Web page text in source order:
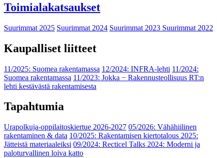
Toimialakatsaukset
Suurimmat 2025 Suurimmat 2024 Suurimmat 2023 Suurimmat 2022
Kaupalliset liitteet
11/2025: Suomea rakentamassa 12/2024: INFRA-lehti 11/2024:
Suomea rakentamassa 11/2023: Jokka − Rakennusteollisuus RT:n
lehti kestävästä rakentamisesta
Tapahtumia
Urapolkuja-oppilaitoskiertue 2026-2027 05/2026: Vähähiilinen
rakentaminen & data 10/2025: Rakentamisen kiertotalous 2025:
Jätteistä materiaaleiksi 09/2024: Recticel Talks 2024: Moderni ja
paloturvallinen loiva katto